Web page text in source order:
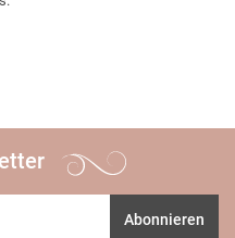
Abonnieren